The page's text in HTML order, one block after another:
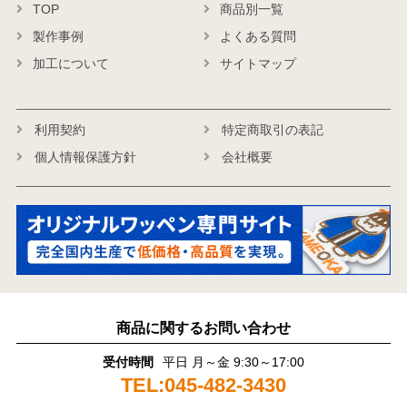
TOP
商品別一覧
製作事例
よくある質問
加工について
サイトマップ
利用契約
特定商取引の表記
個人情報保護方針
会社概要
商品に関するお問い合わせ
受付時間 平日 月～金 9:30～17:00
TEL:045-482-3430